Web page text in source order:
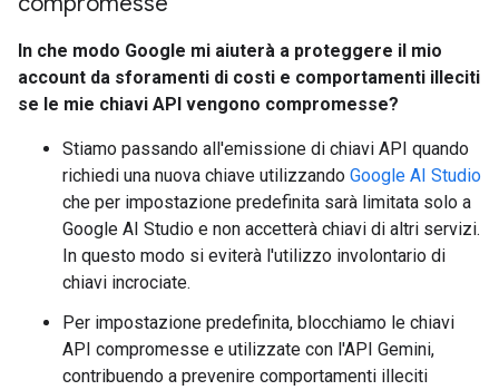
In che modo Google mi aiuterà a proteggere il mio
account da sforamenti di costi e comportamenti illeciti
se le mie chiavi API vengono compromesse?
Stiamo passando all'emissione di chiavi API quando
richiedi una nuova chiave utilizzando Google AI Studio
che per impostazione predefinita sarà limitata solo a
Google AI Studio e non accetterà chiavi di altri servizi.
In questo modo si eviterà l'utilizzo involontario di
chiavi incrociate.
Per impostazione predefinita, blocchiamo le chiavi
API compromesse e utilizzate con l'API Gemini,
contribuendo a prevenire comportamenti illeciti